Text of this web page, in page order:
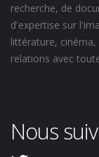
recherche, de
d'expertise sur
littérature,
relations avec
Nous